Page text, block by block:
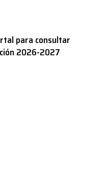
para consultar
2026-2027